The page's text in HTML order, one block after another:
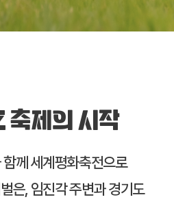
제의 시작
께 세계평화축전으로
은, 임진각 주변과 경기도